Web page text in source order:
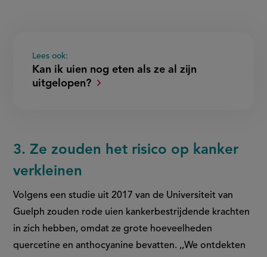
Lees ook:
Kan ik uien nog eten als ze al zijn
uitgelopen?
3. Ze zouden het risico op kanker
verkleinen
Volgens een studie uit 2017 van de Universiteit van
Guelph zouden rode uien kankerbestrijdende krachten
in zich hebben, omdat ze grote hoeveelheden
quercetine en anthocyanine bevatten. ,,We ontdekten